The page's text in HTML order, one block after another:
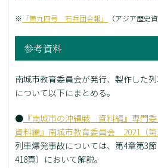
※ 「第九四号 石兵団会報」 （アジア歴史
参考資料
南城市教育委員会が発行、製作した
について以下にまとめる。
● 『南城市の沖縄戦 資料編』専門
資料編』南城市教育委員会 2021（第2
列車爆発事故については、第4章第3
418頁）において解説。